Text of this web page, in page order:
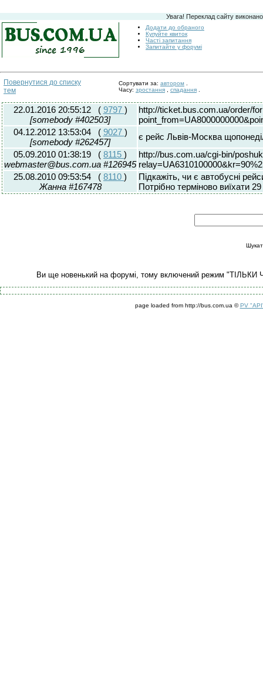
Увага! Переклад сайту
Додати до обраного
Купуйте квиток
Часті запитання
Запитайте у форумі
Повернутися до списку
тем
Сортувати за: автором
Часу: зростання спадання
22.01.2016 20:55:12 ( 9797 )
[somebody #402503]
http://ticket.bus.com.ua/order/
04.12.2012 13:53:04
( 9027 )
[somebody #262457]
є рейс Львів-Москва
05.09.2010 01:38:19
( 8115 )
webmaster@bus.com.ua #126945
http://bus.com.ua/cgi-bin/
25.08.2010 09:53:54
( 8110 )
Жанна #167478
Підкажіть, чи є автобусні
Потрібно терміново виїхати
Ви ще новенький на форумі, тому включений режим "ТІЛЬКИ
page loaded from http://bus.com.ua ©PV